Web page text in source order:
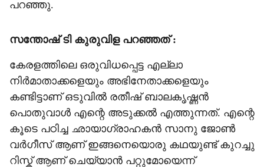
പറ‍ഞ്ഞു.
സന്തോഷ് ടി കുരുവിള പറഞ്ഞത് :
കേരളത്തിലെ ഒരുവിധപ്പെട്ട എല്ലാ
നിർമാതാക്കളെയും അഭിനേതാക്കളെയും
കണ്ടിട്ടാണ് ഒടുവിൽ രതീഷ് ബാലകൃഷ്ണൻ
പൊതുവാൾ എന്റെ അടുക്കൽ എത്തുന്നത്. എന്റെ
കൂടെ പഠിച്ച ഛായാഗ്രാഹകൻ സാനു ജോൺ
വർഗീസ് ആണ് ഇങ്ങനെയൊരു കഥയുണ്ട് കുറച്ചു
റിസ്ക് ആണ് ചെയ്യാൻ പറ്റുമോയെന്ന്